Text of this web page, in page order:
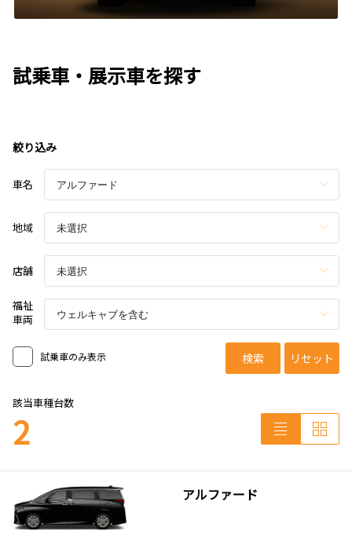
試乗車・展示車を探す
絞り込み
車名
地域
店舗
福祉
車両
試乗車のみ表示 検索 リセット
該当車種台数
2
アルファード